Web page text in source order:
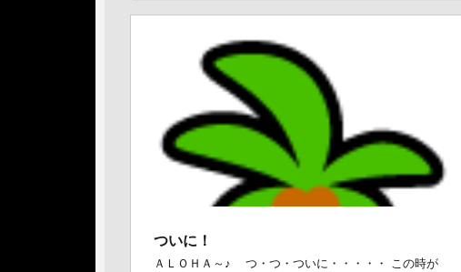
ついに！
ＡＬＯＨＡ～♪ つ・つ・ついに・・・・・ この時が